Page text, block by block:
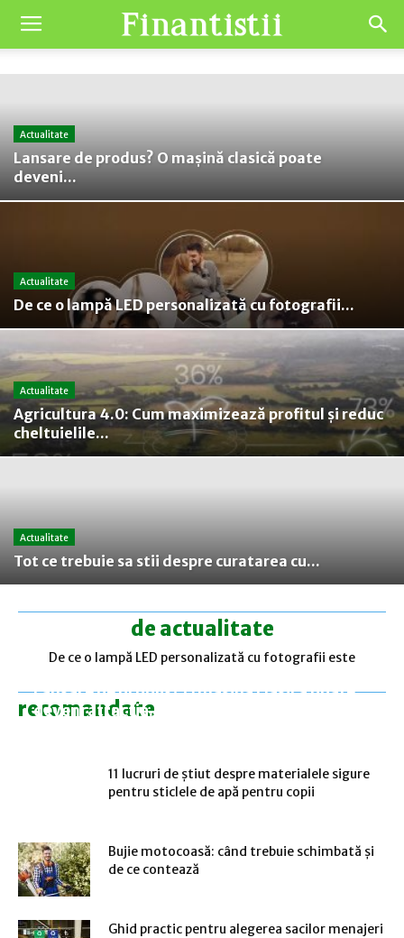
Actualitate
Lansare de produs? O mașină clasică poate
deveni...
Actualitate
De ce o lampă LED personalizată cu fotografii...
Actualitate
Agricultura 4.0: Cum maximizează profitul și reduc
cheltuielile...
Actualitate
Tot ce trebuie sa stii despre curatarea cu...
de actualitate
De ce o lampă LED personalizată cu fotografii este
Agricultura 4.0: Cum maximizează profitul și reduc
recomandate
Lansare de produs? O mașină clasică poate
deveni atracția...
11 lucruri de știut despre materialele sigure
pentru sticlele de apă pentru copii
Bujie motocoasă: când trebuie schimbată și
de ce contează
Ghid practic pentru alegerea sacilor menajeri